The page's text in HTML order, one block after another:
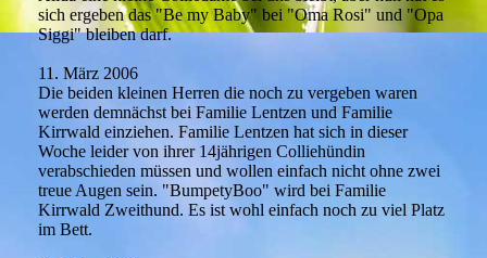
sich ergeben das "Be my Baby" bei "Oma Rosi" und "Opa
Siggi" bleiben darf.
11. März 2006
Die beiden kleinen Herren die noch zu vergeben waren
werden demnächst bei Familie Lentzen und Familie
Kirrwald einziehen. Familie Lentzen hat sich in dieser
Woche leider von ihrer 14jährigen Colliehündin
verabschieden müssen und wollen einfach nicht ohne zwei
treue Augen sein. "BumpetyBoo" wird bei Familie
Kirrwald Zweithund. Es ist wohl einfach noch zu viel Platz
im Bett.